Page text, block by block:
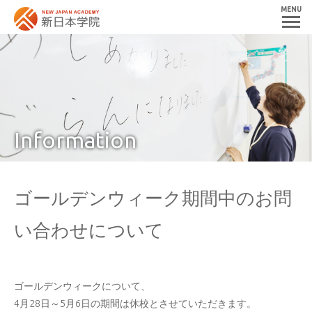
MENU
Information
ゴールデンウィーク期間中のお問
い合わせについて
ゴールデンウィークについて、
4月28日～5月6日の期間は休校とさせていただきます。